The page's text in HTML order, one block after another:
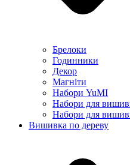
Брелоки
Годинники
Декор
Магніти
Набори YuMI
Набори для
Набори для
Вишивка по дереву